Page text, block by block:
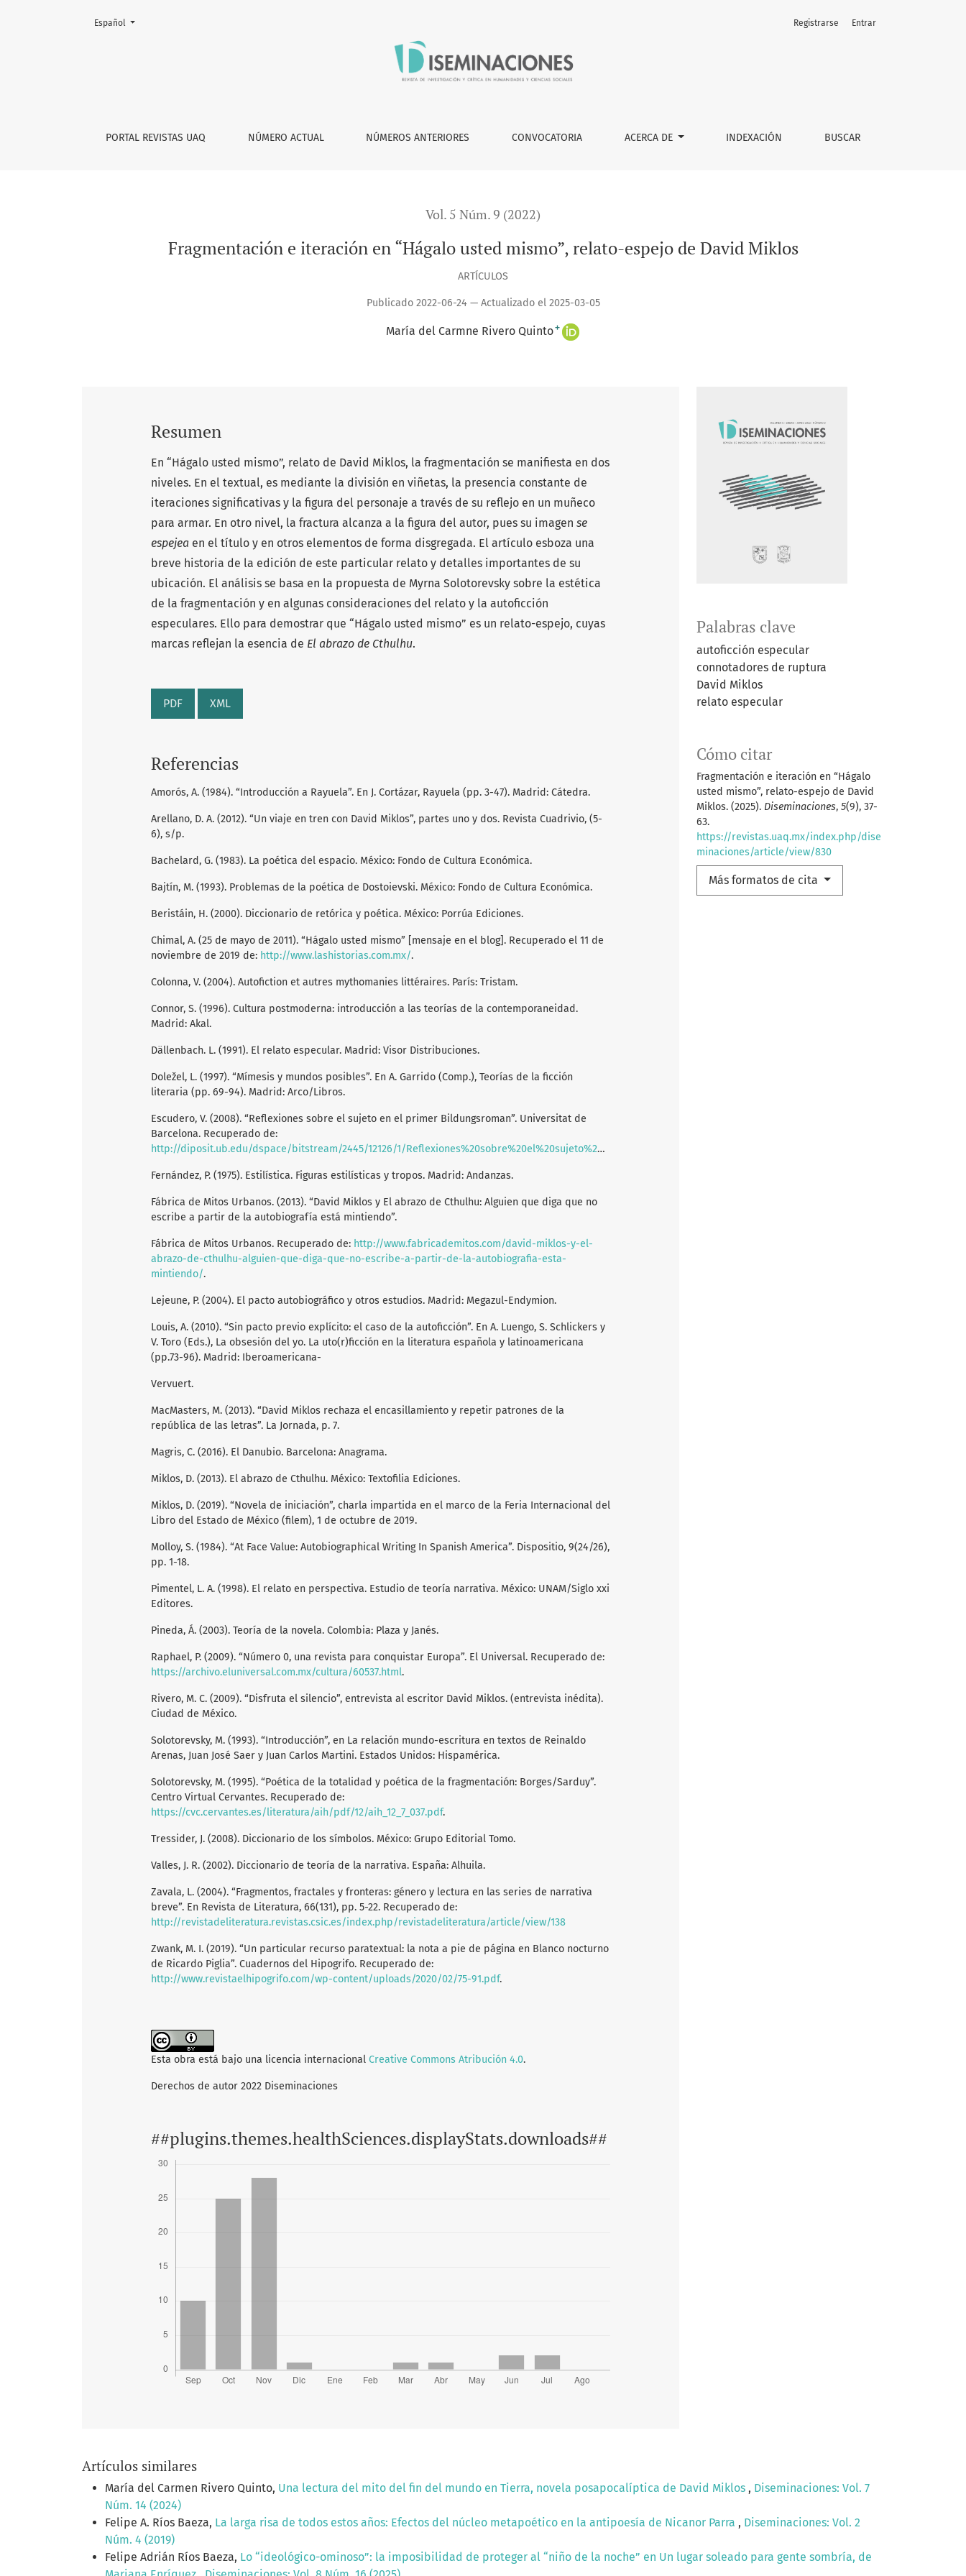
Fragmentación e iteración en “Hágalo usted mismo”, relato-espejo de David Miklos
PORTAL REVISTAS UAQ NÚMERO ACTUAL NÚMEROS ANTERIORES CONVOCATORIA ACERCA DE INDEXACIÓN BUSCAR
Registrarse Entrar
Cambiar el idioma. El actual es:
Español
Vol. 5 Núm. 9 (2022)
Fragmentación e iteración en “Hágalo usted mismo”, relato-espejo de David Miklos
ARTÍCULOS
Publicado 2022-06-24 — Actualizado el 2025-03-05
María del Carmne Rivero Quinto+
Palabras clave
autoficción especular
connotadores de ruptura
David Miklos
relato especular
Cómo citar
Fragmentación e iteración en “Hágalo
usted mismo”, relato-espejo de David
Miklos. (2025). Diseminaciones, 5(9), 37-
63.
https://revistas.uaq.mx/index.php/dise
minaciones/article/view/830
Más formatos de cita
Resumen
En “Hágalo usted mismo”, relato de David Miklos, la fragmentación se manifiesta en dos
niveles. En el textual, es mediante la división en viñetas, la presencia constante de
iteraciones significativas y la figura del personaje a través de su reflejo en un muñeco
para armar. En otro nivel, la fractura alcanza a la figura del autor, pues su imagen se
espejea en el título y en otros elementos de forma disgregada. El artículo esboza una
breve historia de la edición de este particular relato y detalles importantes de su
ubicación. El análisis se basa en la propuesta de Myrna Solotorevsky sobre la estética
de la fragmentación y en algunas consideraciones del relato y la autoficción
especulares. Ello para demostrar que “Hágalo usted mismo” es un relato-espejo, cuyas
marcas reflejan la esencia de El abrazo de Cthulhu.
PDF XML
Referencias
Amorós, A. (1984). “Introducción a Rayuela”. En J. Cortázar, Rayuela (pp. 3-47). Madrid: Cátedra.
Arellano, D. A. (2012). “Un viaje en tren con David Miklos”, partes uno y dos. Revista Cuadrivio, (5-
6), s/p.
Bachelard, G. (1983). La poética del espacio. México: Fondo de Cultura Económica.
Bajtín, M. (1993). Problemas de la poética de Dostoievski. México: Fondo de Cultura Económica.
Beristáin, H. (2000). Diccionario de retórica y poética. México: Porrúa Ediciones.
Chimal, A. (25 de mayo de 2011). “Hágalo usted mismo” [mensaje en el blog]. Recuperado el 11 de
noviembre de 2019 de: http://www.lashistorias.com.mx/.
Colonna, V. (2004). Autofiction et autres mythomanies littéraires. París: Tristam.
Connor, S. (1996). Cultura postmoderna: introducción a las teorías de la contemporaneidad.
Madrid: Akal.
Dällenbach. L. (1991). El relato especular. Madrid: Visor Distribuciones.
Doležel, L. (1997). “Mímesis y mundos posibles”. En A. Garrido (Comp.), Teorías de la ficción
literaria (pp. 69-94). Madrid: Arco/Libros.
Escudero, V. (2008). “Reflexiones sobre el sujeto en el primer Bildungsroman”. Universitat de
Barcelona. Recuperado de:
http://diposit.ub.edu/dspace/bitstream/2445/12126/1/Reflexiones%20sobre%20el%20sujeto%20en%20el%20primer%20Bildungsroman%20%28V%C3%ADctor%20Escudero%29.pdf
Fernández, P. (1975). Estilística. Figuras estilísticas y tropos. Madrid: Andanzas.
Fábrica de Mitos Urbanos. (2013). “David Miklos y El abrazo de Cthulhu: Alguien que diga que no
escribe a partir de la autobiografía está mintiendo”.
Fábrica de Mitos Urbanos. Recuperado de: http://www.fabricademitos.com/david-miklos-y-el-
abrazo-de-cthulhu-alguien-que-diga-que-no-escribe-a-partir-de-la-autobiografia-esta-
mintiendo/.
Lejeune, P. (2004). El pacto autobiográfico y otros estudios. Madrid: Megazul-Endymion.
Louis, A. (2010). “Sin pacto previo explícito: el caso de la autoficción”. En A. Luengo, S. Schlickers y
V. Toro (Eds.), La obsesión del yo. La uto(r)ficción en la literatura española y latinoamericana
(pp.73-96). Madrid: Iberoamericana-
Vervuert.
MacMasters, M. (2013). “David Miklos rechaza el encasillamiento y repetir patrones de la
república de las letras”. La Jornada, p. 7.
Magris, C. (2016). El Danubio. Barcelona: Anagrama.
Miklos, D. (2013). El abrazo de Cthulhu. México: Textofilia Ediciones.
Miklos, D. (2019). “Novela de iniciación”, charla impartida en el marco de la Feria Internacional del
Libro del Estado de México (filem), 1 de octubre de 2019.
Molloy, S. (1984). “At Face Value: Autobiographical Writing In Spanish America”. Dispositio, 9(24/26),
pp. 1-18.
Pimentel, L. A. (1998). El relato en perspectiva. Estudio de teoría narrativa. México: UNAM/Siglo xxi
Editores.
Pineda, Á. (2003). Teoría de la novela. Colombia: Plaza y Janés.
Raphael, P. (2009). “Número 0, una revista para conquistar Europa”. El Universal. Recuperado de:
https://archivo.eluniversal.com.mx/cultura/60537.html.
Rivero, M. C. (2009). “Disfruta el silencio”, entrevista al escritor David Miklos. (entrevista inédita).
Ciudad de México.
Solotorevsky, M. (1993). “Introducción”, en La relación mundo-escritura en textos de Reinaldo
Arenas, Juan José Saer y Juan Carlos Martini. Estados Unidos: Hispamérica.
Solotorevsky, M. (1995). “Poética de la totalidad y poética de la fragmentación: Borges/Sarduy”.
Centro Virtual Cervantes. Recuperado de:
https://cvc.cervantes.es/literatura/aih/pdf/12/aih_12_7_037.pdf.
Tressider, J. (2008). Diccionario de los símbolos. México: Grupo Editorial Tomo.
Valles, J. R. (2002). Diccionario de teoría de la narrativa. España: Alhuila.
Zavala, L. (2004). “Fragmentos, fractales y fronteras: género y lectura en las series de narrativa
breve”. En Revista de Literatura, 66(131), pp. 5-22. Recuperado de:
http://revistadeliteratura.revistas.csic.es/index.php/revistadeliteratura/article/view/138
Zwank, M. I. (2019). “Un particular recurso paratextual: la nota a pie de página en Blanco nocturno
de Ricardo Piglia”. Cuadernos del Hipogrifo. Recuperado de:
http://www.revistaelhipogrifo.com/wp-content/uploads/2020/02/75-91.pdf.
Esta obra está bajo una licencia internacional Creative Commons Atribución 4.0.
Derechos de autor 2022 Diseminaciones
##plugins.themes.healthSciences.displayStats.downloads##
Artículos similares
María del Carmen Rivero Quinto, Una lectura del mito del fin del mundo en Tierra, novela posapocalíptica de David Miklos , Diseminaciones: Vol. 7
Núm. 14 (2024)
Felipe A. Ríos Baeza, La larga risa de todos estos años: Efectos del núcleo metapoético en la antipoesía de Nicanor Parra , Diseminaciones: Vol. 2
Núm. 4 (2019)
Felipe Adrián Ríos Baeza, Lo “ideológico-ominoso”: la imposibilidad de proteger al “niño de la noche” en Un lugar soleado para gente sombría, de